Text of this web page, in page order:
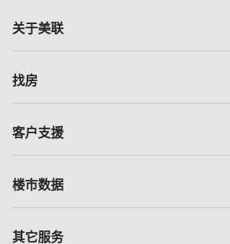
关于美联
美联集团
人才招募
找房
一手新房
减价
美联豪宅
客户支援
自助放盘
楼市数据
指数
其它服务